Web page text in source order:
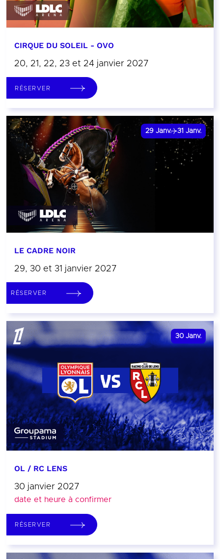
CIRQUE DU SOLEIL - OVO
20, 21, 22, 23 et 24 janvier 2027
RÉSERVER
29 Janv. 31 Janv.
LE CADRE NOIR
29, 30 et 31 janvier 2027
RÉSERVER
30 Janv.
OL / RC LENS
30 janvier 2027
date et heure à confirmer
RÉSERVER